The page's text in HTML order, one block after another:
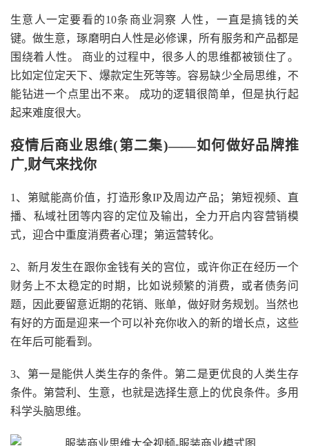
生意人一定要看的10条商业洞察 人性，一直是搞钱的关
键。做生意，琢磨明白人性是必修课，所有服务和产品都是
围绕着人性。 商业的过程中，很多人的思维都被锁住了。
比如定位定天下、爆款定生死等等。容易缺少全局思维，不
能钻进一个点里出不来。 成功的逻辑很简单，但是执行起
起来难度很大。
疫情后商业思维(第二集)——如何做好品牌推
广,财气来找你
1、第赋能高价值，打造形象IP及周边产品；第短视频、直
播、私域社团等内容的定位及输出，全力开启内容营销模
式，迎合中重度消费者心理；第运营转化。
2、新月发生在跟你金钱有关的宫位，或许你正在经历一个
财务上不太稳定的时期，比如说频繁的消费，或者债务问
题，因此要留意近期的花销、账单，做好财务规划。当然也
有好的方面是迎来一个可以补充你收入的新的增长点，这些
在年后可能看到。
3、第一是能供人类生存的条件。第二是更优良的人类生存
条件。第营利、生意，也就是选择生意上的优良条件。多用
科学头脑思维。